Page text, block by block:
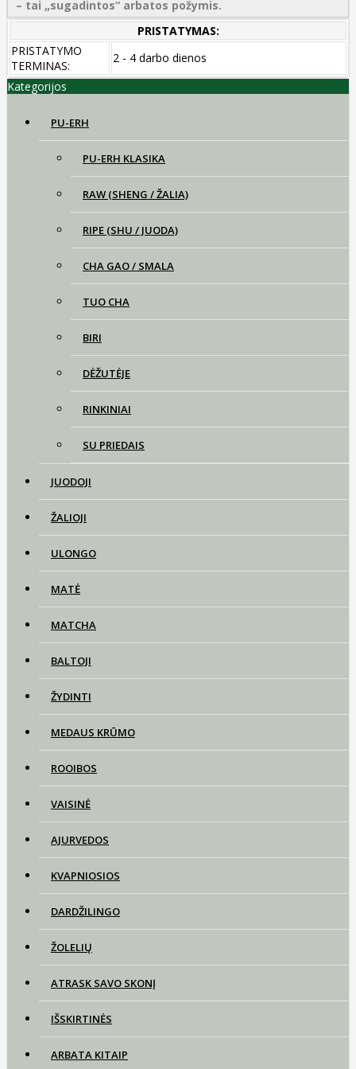
– tai „sugadintos“ arbatos požymis.
PRISTATYMAS:
PRISTATYMO
TERMINAS:
2 - 4 darbo dienos
Kategorijos
PU-ERH
PU-ERH KLASIKA
RAW (SHENG / ŽALIA)
RIPE (SHU / JUODA)
CHA GAO / SMALA
TUO CHA
BIRI
DĖŽUTĖJE
RINKINIAI
SU PRIEDAIS
JUODOJI
ŽALIOJI
ULONGO
MATĖ
MATCHA
BALTOJI
ŽYDINTI
MEDAUS KRŪMO
ROOIBOS
VAISINĖ
AJURVEDOS
KVAPNIOSIOS
DARDŽILINGO
ŽOLELIŲ
ATRASK SAVO SKONĮ
IŠSKIRTINĖS
ARBATA KITAIP